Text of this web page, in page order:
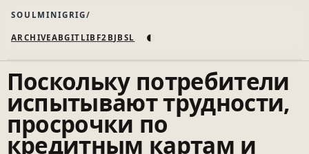
SOULMINIGRIG
ARCHIVEABGIT LIB F2B JB SL ◐
Поскольку потребители
испытывают трудности,
просрочки по
кредитным картам и